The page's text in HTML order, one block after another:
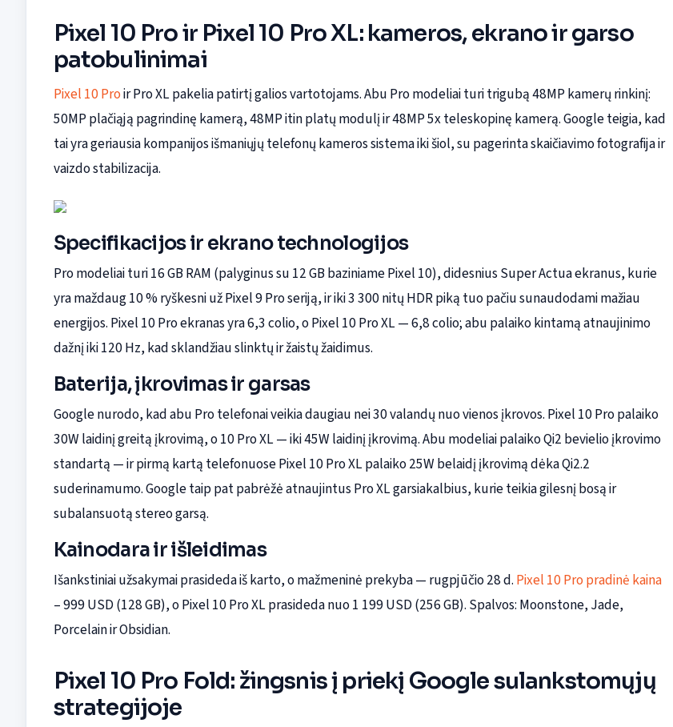
Pixel 10 Pro ir Pixel 10 Pro XL: kameros, ekrano ir garso
patobulinimai
Pixel 10 Proir Pro XL pakelia patirtį galios vartotojams. Abu Pro modeliai turi trigubą 48MP kamerų rinkinį:
50MP plačiąją pagrindinę kamerą, 48MP itin platų modulį ir 48MP 5x teleskopinę kamerą. Google teigia, kad
tai yra geriausia kompanijos išmaniųjų telefonų kameros sistema iki šiol, su pagerinta skaičiavimo fotografija ir
vaizdo stabilizacija.
Specifikacijos ir ekrano technologijos
Pro modeliai turi 16 GB RAM (palyginus su 12 GB baziniame Pixel 10), didesnius Super Actua ekranus, kurie
yra maždaug 10 % ryškesni už Pixel 9 Pro seriją, ir iki 3 300 nitų HDR piką tuo pačiu sunaudodami mažiau
energijos. Pixel 10 Pro ekranas yra 6,3 colio, o Pixel 10 Pro XL — 6,8 colio; abu palaiko kintamą atnaujinimo
dažnį iki 120 Hz, kad sklandžiau slinktų ir žaistų žaidimus.
Baterija, įkrovimas ir garsas
Google nurodo, kad abu Pro telefonai veikia daugiau nei 30 valandų nuo vienos įkrovos. Pixel 10 Pro palaiko
30W laidinį greitą įkrovimą, o 10 Pro XL — iki 45W laidinį įkrovimą. Abu modeliai palaiko Qi2 bevielio įkrovimo
standartą — ir pirmą kartą telefonuose Pixel 10 Pro XL palaiko 25W belaidį įkrovimą dėka Qi2.2
suderinamumo. Google taip pat pabrėžė atnaujintus Pro XL garsiakalbius, kurie teikia gilesnį bosą ir
subalansuotą stereo garsą.
Kainodara ir išleidimas
Išankstiniai užsakymai prasideda iš karto, o mažmeninė prekyba — rugpjūčio 28 d. Pixel 10 Pro pradinė kaina
– 999 USD (128 GB), o Pixel 10 Pro XL prasideda nuo 1 199 USD (256 GB). Spalvos: Moonstone, Jade,
Porcelain ir Obsidian.
Pixel 10 Pro Fold: žingsnis į priekį Google sulankstomųjų
strategijoje